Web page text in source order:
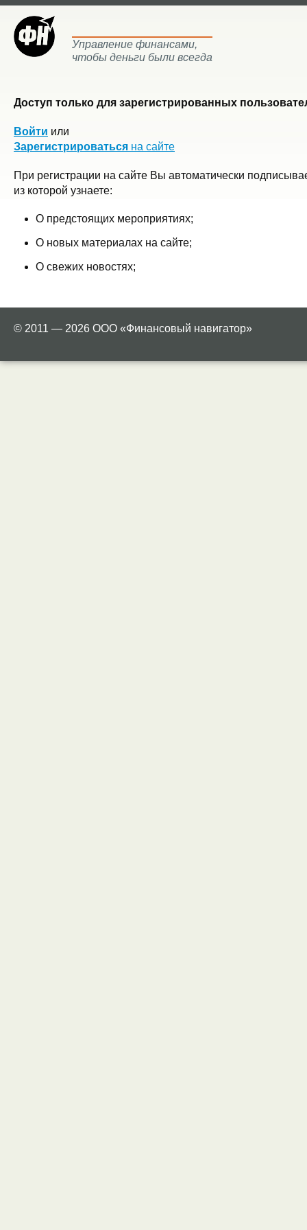
Управление финансами,
чтобы деньги были всегда
Доступ только для зарегистрированных
Войти или
Зарегистрироваться на сайте
При регистрации на сайте Вы автоматически
из которой узнаете:
О предстоящих мероприятиях;
О новых материалах на сайте;
О свежих новостях;
© 2011 — 2026 ООО «Финансовый навигатор»